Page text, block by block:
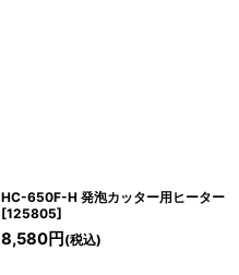
HC-650F-H 発泡カッター用ヒーター
[125805]
8,580円 (税込)